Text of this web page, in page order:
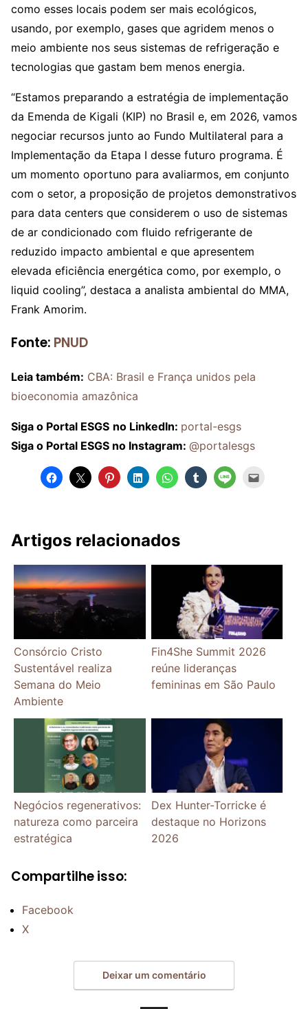
como esses locais podem ser mais ecológicos,
usando, por exemplo, gases que agridem menos o
meio ambiente nos seus sistemas de refrigeração e
tecnologias que gastam bem menos energia.
“Estamos preparando a estratégia de implementação
da Emenda de Kigali (KIP) no Brasil e, em 2026, vamos
negociar recursos junto ao Fundo Multilateral para a
Implementação da Etapa I desse futuro programa. É
um momento oportuno para avaliarmos, em conjunto
com o setor, a proposição de projetos demonstrativos
para data centers que considerem o uso de sistemas
de ar condicionado com fluido refrigerante de
reduzido impacto ambiental e que apresentem
elevada eficiência energética como, por exemplo, o
liquid cooling”, destaca a analista ambiental do MMA,
Frank Amorim.
Fonte: PNUD
Leia também: CBA: Brasil e França unidos pela
bioeconomia amazônica
Siga o Portal ESGS no LinkedIn: portal-esgs
Siga o Portal ESGS no Instagram: @portalesgs
Artigos relacionados
Consórcio Cristo
Sustentável realiza
Semana do Meio
Ambiente
Fin4She Summit 2026
reúne lideranças
femininas em São Paulo
Negócios regenerativos:
natureza como parceira
estratégica
Dex Hunter-Torricke é
destaque no Horizons
2026
Compartilhe isso:
Facebook
X
Deixar um comentário